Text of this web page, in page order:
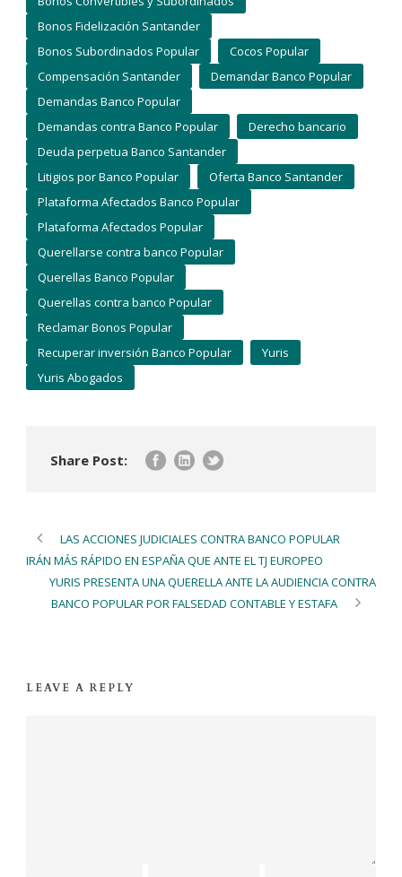
Bonos Fidelización Santander
Bonos Subordinados Popular
Cocos Popular
Compensación Santander
Demandar Banco Popular
Demandas Banco Popular
Demandas contra Banco Popular
Derecho bancario
Deuda perpetua Banco Santander
Litigios por Banco Popular
Oferta Banco Santander
Plataforma Afectados Banco Popular
Plataforma Afectados Popular
Querellarse contra banco Popular
Querellas Banco Popular
Querellas contra banco Popular
Reclamar Bonos Popular
Recuperar inversión Banco Popular
Yuris
Yuris Abogados
Share Post:
LAS ACCIONES JUDICIALES CONTRA BANCO POPULAR
IRÁN MÁS RÁPIDO EN ESPAÑA QUE ANTE EL TJ EUROPEO
YURIS PRESENTA UNA QUERELLA ANTE LA AUDIENCIA CONTRA
BANCO POPULAR POR FALSEDAD CONTABLE Y ESTAFA
LEAVE A REPLY